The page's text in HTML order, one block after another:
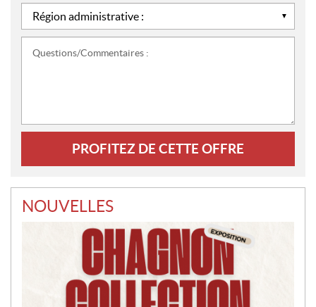
*Région
administrative
:
NOUVELLES